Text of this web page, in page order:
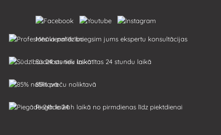
Mēs vienmēr sniegsim jums ekspertu konsultācijas
Sūdzības tiek izskatītas 24 stundu laikā
85% preču noliktavā
Piegāde 24 h laikā no pirmdienas līdz piektdienai